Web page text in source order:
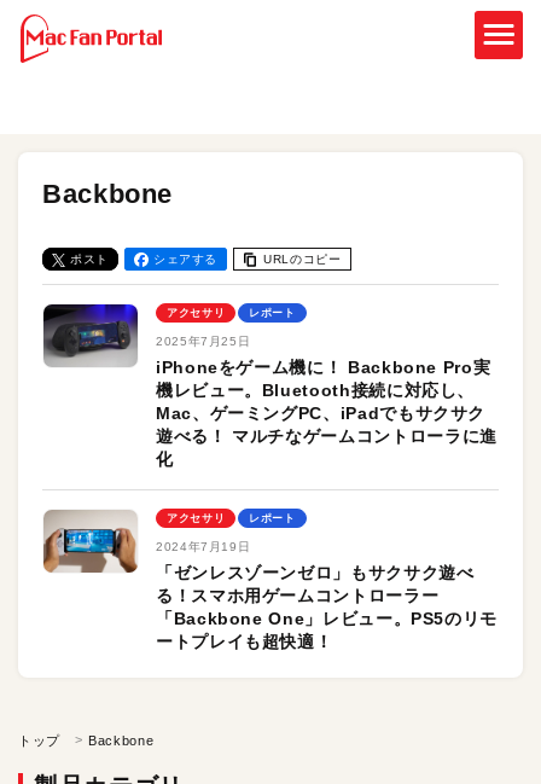
Backbone
ポスト シェアする URLのコピー
アクセサリ レポート
2025年7月25日
iPhoneをゲーム機に！ Backbone Pro実
機レビュー。Bluetooth接続に対応し、
Mac、ゲーミングPC、iPadでもサクサク
遊べる！ マルチなゲームコントローラに進
化
アクセサリ レポート
2024年7月19日
「ゼンレスゾーンゼロ」もサクサク遊べ
る！スマホ用ゲームコントローラー
「Backbone One」レビュー。PS5のリモ
ートプレイも超快適！
トップ Backbone